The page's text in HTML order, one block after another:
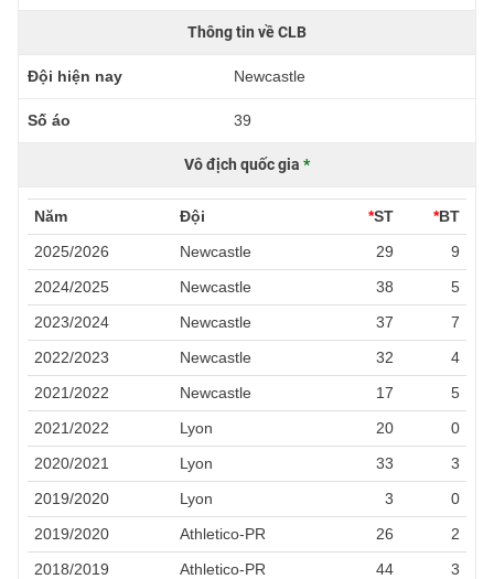
Thông tin về CLB
Đội hiện nay Newcastle
Số áo 39
Vô địch quốc gia *
Năm Đội *ST *BT
2025/2026
Newcastle 29
9
2024/2025
Newcastle 38
5
2023/2024
Newcastle 37
7
2022/2023
Newcastle 32
4
2021/2022
Newcastle 17
5
2021/2022
Lyon 20
0
2020/2021
Lyon 33
3
2019/2020
Lyon 3
0
2019/2020
Athletico-PR 26
2
2018/2019
Athletico-PR 44
3